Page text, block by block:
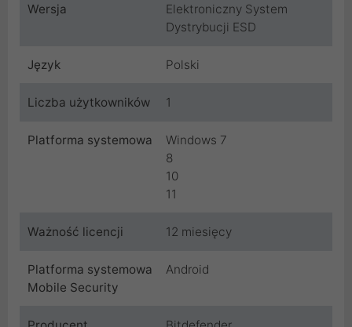
Wersja
Elektroniczny System
Dystrybucji ESD
Język Polski
Liczba użytkowników 1
Platforma systemowa
Windows 7
8
10
11
Ważność licencji 12 miesięcy
Platforma systemowa
Mobile Security
Android